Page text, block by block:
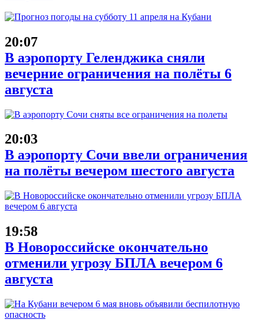
20:07
В аэропорту Геленджика сняли
вечерние ограничения на полёты 6
августа
20:03
В аэропорту Сочи ввели ограничения
на полёты вечером шестого августа
19:58
В Новороссийске окончательно
отменили угрозу БПЛА вечером 6
августа